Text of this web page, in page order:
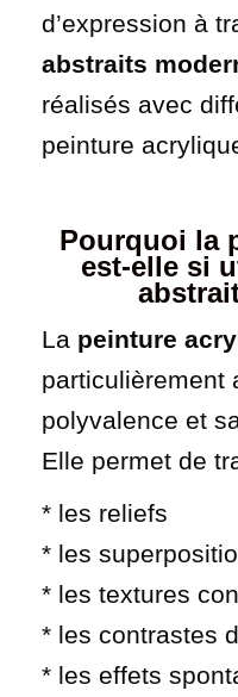
d’expression à
abstraits
réalisés avec
peinture
Pourquoi la
est-elle si
La peinture
particulièrement
polyvalence et
Elle permet de
* les reliefs
* les
* les textures
* les contrastes
* les effets